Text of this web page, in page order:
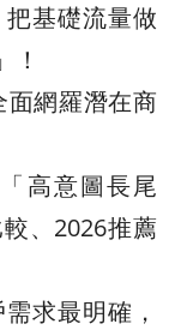
基礎流量做
網羅潛在商
高意圖長尾
、2026推薦
求最明確，